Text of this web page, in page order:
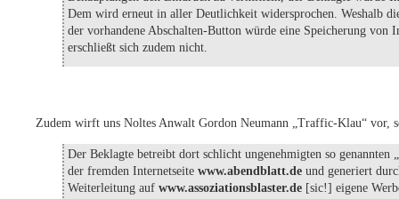
Dem wird erneut in aller Deutlichkeit widersprochen. Weshalb
der vorhandene Abschalten-Button würde eine Speicherung von
erschließt sich zudem nicht.
Zudem wirft uns Noltes Anwalt Gordon Neumann „Traffic-Klau“ vor,
Der Beklagte betreibt dort schlicht ungenehmigten so genannten
der fremden Internetseite www.abendblatt.de und generiert
Weiterleitung auf www.assoziationsblaster.de [sic!] eigene